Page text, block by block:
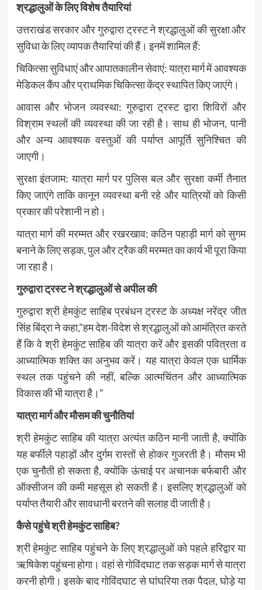
श्रद्धालुओं के लिए विशेष तैयारियां
उत्तराखंड सरकार और गुरुद्वारा ट्रस्ट ने श्रद्धालुओं की सुरक्षा और
सुविधा के लिए व्यापक तैयारियां की हैं। इनमें शामिल हैं:
चिकित्सा सुविधाएं और आपातकालीन सेवाएं: यात्रा मार्ग में आवश्यक
मेडिकल कैंप और प्राथमिक चिकित्सा केंद्र स्थापित किए जाएंगे।
आवास और भोजन व्यवस्था: गुरुद्वारा ट्रस्ट द्वारा शिविरों और
विश्राम स्थलों की व्यवस्था की जा रही है। साथ ही भोजन, पानी
और अन्य आवश्यक वस्तुओं की पर्याप्त आपूर्ति सुनिश्चित की
जाएगी।
सुरक्षा इंतजाम: यात्रा मार्ग पर पुलिस बल और सुरक्षा कर्मी तैनात
किए जाएंगे ताकि कानून व्यवस्था बनी रहे और यात्रियों को किसी
प्रकार की परेशानी न हो।
यात्रा मार्ग की मरम्मत और रखरखाव: कठिन पहाड़ी मार्ग को सुगम
बनाने के लिए सड़क, पुल और ट्रैक की मरम्मत का कार्य भी पूरा किया
जा रहा है।
गुरुद्वारा ट्रस्ट ने श्रद्धालुओं से अपील की
गुरुद्वारा श्री हेमकुंट साहिब प्रबंधन ट्रस्ट के अध्यक्ष नरेंद्र जीत
सिंह बिंद्रा ने कहा,”हम देश-विदेश से श्रद्धालुओं को आमंत्रित करते
हैं कि वे श्री हेमकुंट साहिब की यात्रा करें और इसकी पवित्रता व
आध्यात्मिक शक्ति का अनुभव करें। यह यात्रा केवल एक धार्मिक
स्थल तक पहुंचने की नहीं, बल्कि आत्मचिंतन और आध्यात्मिक
विकास की भी यात्रा है।”
यात्रा मार्ग और मौसम की चुनौतियां
श्री हेमकुंट साहिब की यात्रा अत्यंत कठिन मानी जाती है, क्योंकि
यह बर्फीले पहाड़ों और दुर्गम रास्तों से होकर गुजरती है। मौसम भी
एक चुनौती हो सकता है, क्योंकि ऊंचाई पर अचानक बर्फबारी और
ऑक्सीजन की कमी महसूस हो सकती है। इसलिए श्रद्धालुओं को
पर्याप्त तैयारी और सावधानी बरतने की सलाह दी जाती है।
कैसे पहुंचे श्री हेमकुंट साहिब?
श्री हेमकुंट साहिब पहुंचने के लिए श्रद्धालुओं को पहले हरिद्वार या
ऋषिकेश पहुंचना होगा। वहां से गोविंदघाट तक सड़क मार्ग से यात्रा
करनी होगी। इसके बाद गोविंदघाट से घांघरिया तक पैदल, घोड़े या